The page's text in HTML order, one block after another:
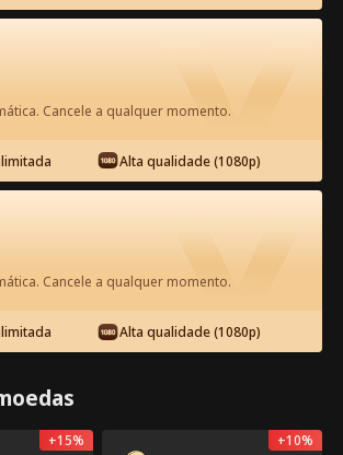
- Você Mexeu com as
Filme completo
17
12.2k
no App:
Grátis
Cancele a qualquer momento.
Alta qualidade (1080p)
Cancele a qualquer momento.
Alta qualidade (1080p)
+15% +10%